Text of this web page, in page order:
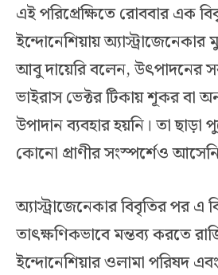
এই পরিপ্রেক্ষিতে রোববার এক
ইন্দোনেশিয়ায় অ্যাস্ট্রাজেনেকার
আবু দায়েরি বলেন, উৎপাদনের
ভাইরাস ভেক্টর টিকায় শূকর বা
উপাদান ব্যবহার হয়নি। তা ছাড়া
কোনো প্রাণীর সংস্পর্শেও
অ্যাস্ট্রাজেনেকার বিবৃতির পর এ
তাৎক্ষণিকভাবে মন্তব্য করতে
ইন্দোনেশিয়ার ওলামা পরিষদ